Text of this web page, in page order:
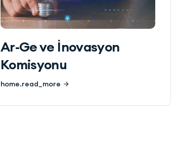
Ar-Ge ve İnovasyon
Komisyonu
home.read_more